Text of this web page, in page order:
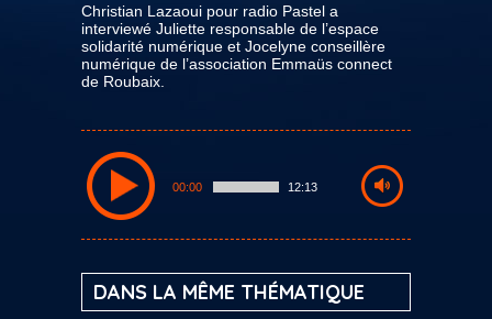
Christian Lazaoui pour radio Pastel a
interviewé Juliette responsable de l’espace
solidarité numérique et Jocelyne conseillère
numérique de l’association Emmaüs connect
de Roubaix.
00:00 12:13
DANS LA MÊME THÉMATIQUE